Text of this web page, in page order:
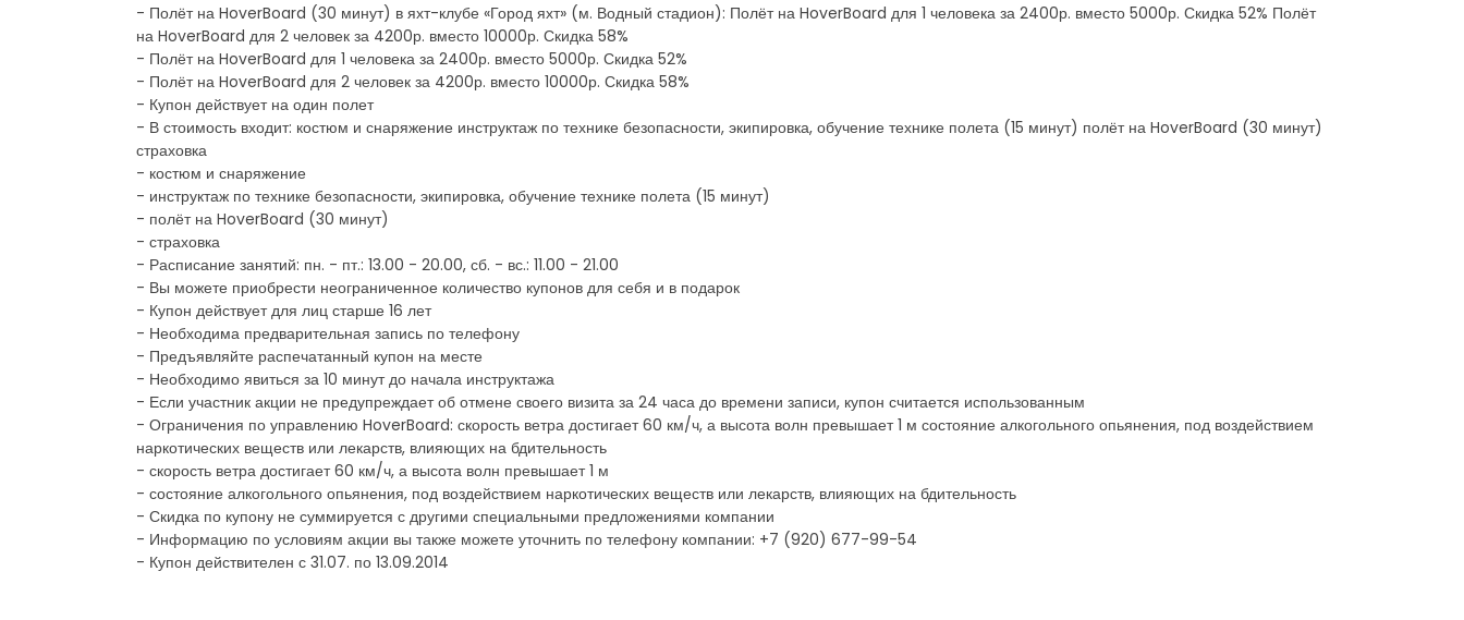
- Полёт на HoverBoard (30 минут) в яхт-клубе «Город яхт» (м. Водный стадион): Полёт на HoverBoard для 1 человека за 2400р. вместо 5000р. Скидка 52% Полёт
на HoverBoard для 2 человек за 4200р. вместо 10000р. Скидка 58%
- Полёт на HoverBoard для 1 человека за 2400р. вместо 5000р. Скидка 52%
- Полёт на HoverBoard для 2 человек за 4200р. вместо 10000р. Скидка 58%
- Купон действует на один полет
- В стоимость входит: костюм и снаряжение инструктаж по технике безопасности, экипировка, обучение технике полета (15 минут) полёт на HoverBoard (30 минут)
страховка
- костюм и снаряжение
- инструктаж по технике безопасности, экипировка, обучение технике полета (15 минут)
- полёт на HoverBoard (30 минут)
- страховка
- Расписание занятий: пн. - пт.: 13.00 - 20.00, сб. - вс.: 11.00 - 21.00
- Вы можете приобрести неограниченное количество купонов для себя и в подарок
- Купон действует для лиц старше 16 лет
- Необходима предварительная запись по телефону
- Предъявляйте распечатанный купон на месте
- Необходимо явиться за 10 минут до начала инструктажа
- Если участник акции не предупреждает об отмене своего визита за 24 часа до времени записи, купон считается использованным
- Ограничения по управлению HoverBoard: скорость ветра достигает 60 км/ч, а высота волн превышает 1 м состояние алкогольного опьянения, под воздействием
наркотических веществ или лекарств, влияющих на бдительность
- скорость ветра достигает 60 км/ч, а высота волн превышает 1 м
- состояние алкогольного опьянения, под воздействием наркотических веществ или лекарств, влияющих на бдительность
- Скидка по купону не суммируется с другими специальными предложениями компании
- Информацию по условиям акции вы также можете уточнить по телефону компании: +7 (920) 677-99-54
- Купон действителен с 31.07. по 13.09.2014